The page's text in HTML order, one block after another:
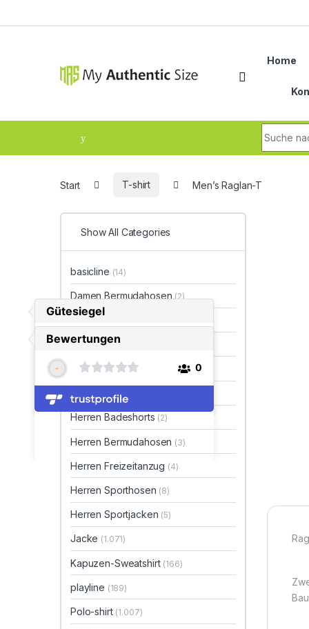
Home
Start T-shirt Men’s Raglan-T
Show All Categories
basicline (14)
Damen Bermudahosen(2)
Damen Sporthosen
Damen Sportjacken
Damen T-Shirts
Hemd (150)
Herren Badeshorts (2)
Herren Bermudahosen (3)
Herren Freizeitanzug (4)
Herren Sporthosen (8)
Herren Sportjacken (5)
Jacke (1.071)
Kapuzen-Sweatshirt (166)
playline (189)
Polo-shirt (1.007)